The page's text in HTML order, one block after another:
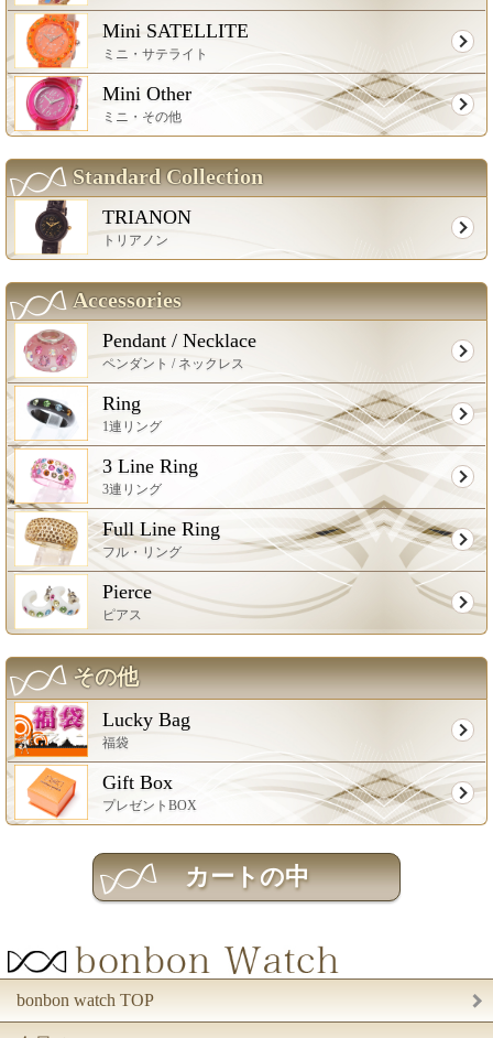
Mini SATELLITE
ミニ・サテライト
Mini Other
ミニ・その他
Standard Collection
TRIANON
トリアノン
Accessories
Pendant / Necklace
ペンダント / ネックレス
Ring
1連リング
3 Line Ring
3連リング
Full Line Ring
フル・リング
Pierce
ピアス
その他
Lucky Bag
福袋
Gift Box
プレゼントBOX
bonbon watch TOP